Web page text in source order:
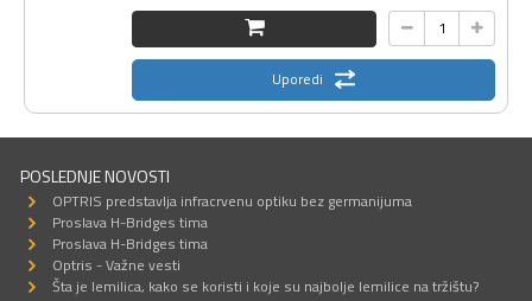
Uporedi
POSLEDNJE NOVOSTI
OPTRIS predstavlja infracrvenu optiku bez germanijuma
Proslava H-Bridges tima
Proslava H-Bridges tima
Optris - Važne vesti
Šta je lemilica, kako se koristi i koje su najbolje lemilice na tržištu?